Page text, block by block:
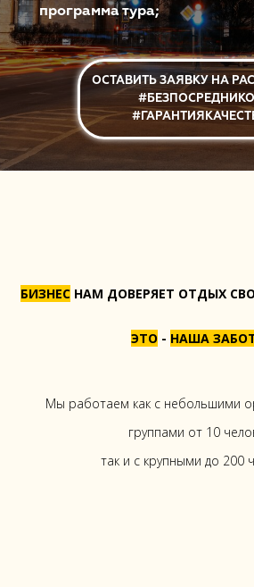
ОСТАВИТЬ ЗАЯВКУ НА
программа тура;
БИЗНЕС НАМ ДОВЕРЯЕТ ОТДЫХ
ЭТО - НАША
Мы работаем как с небольшими
группами от 10
так и с крупными до 200